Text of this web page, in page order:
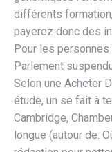
différents
payerez donc des
Pour les
Parlement
Selon une Acheter
étude, un se fait à
Cambridge,
longue (autour de.